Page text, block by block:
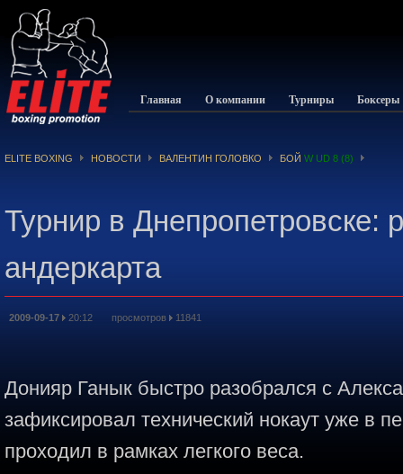
Главная О компании Турниры Боксеры
ELITE BOXING НОВОСТИ ВАЛЕНТИН ГОЛОВКО БОЙ W UD 8 (8)
Турнир в Днепропетровске:
андеркарта
2009-09-17 20:12 просмотров 11841
Донияр Ганык быстро разобрался с
зафиксировал технический нокаут уже в
проходил в рамках легкого веса.